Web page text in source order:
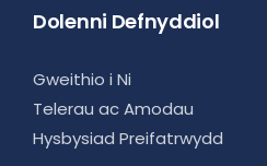
Dolenni Defnyddiol
Gweithio i Ni
Telerau ac Amodau
Hysbysiad Preifatrwydd